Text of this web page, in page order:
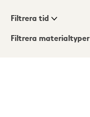
Visningsläge
Filtrera tid
Filtrera materialtyper